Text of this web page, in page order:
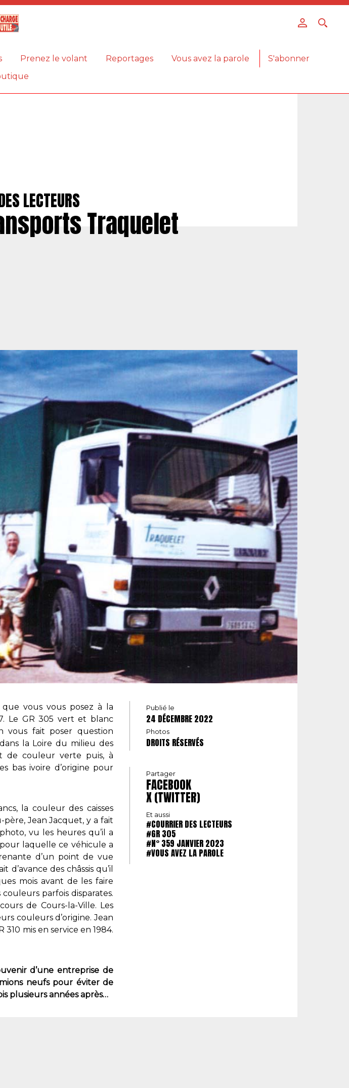
Prenez le volant Reportages Vous avez la parole
S'abonner
LECTEURS
Traquelet
vous vous posez à la
Le GR 305 vert et blanc
vous fait poser question
la Loire du milieu des
de couleur verte puis, à
bas ivoire d’origine pour
la couleur des caisses
Jean Jacquet, y a fait
vu les heures qu’il a
laquelle ce véhicule a
d’un point de vue
des châssis qu’il
mois avant de les faire
parfois disparates.
de Cours-la-Ville. Les
couleurs d’origine. Jean
mis en service en 1984.
d’une entreprise de
neufs pour éviter de
plusieurs années après…
Publié le
24 DÉCEMBRE 2022
Photos
DROITS RÉSERVÉS
Partager
FACEBOOK
X (TWITTER)
Et aussi
#COURRIER DES LECTEURS
#GR 305
#N° 359 JANVIER 2023
#VOUS AVEZ LA PAROLE